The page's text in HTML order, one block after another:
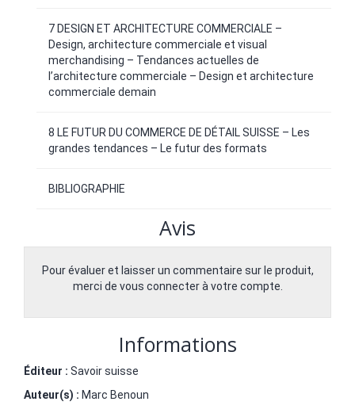
7 DESIGN ET ARCHITECTURE COMMERCIALE –
Design, architecture commerciale et visual
merchandising – Tendances actuelles de
l’architecture commerciale – Design et architecture
commerciale demain
8 LE FUTUR DU COMMERCE DE DÉTAIL SUISSE – Les
grandes tendances – Le futur des formats
BIBLIOGRAPHIE
Avis
Pour évaluer et laisser un commentaire sur le produit,
merci de vous connecter à votre compte.
Informations
Éditeur : Savoir suisse
Auteur(s) : Marc Benoun